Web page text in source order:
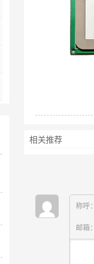
相关推荐
称呼
邮箱